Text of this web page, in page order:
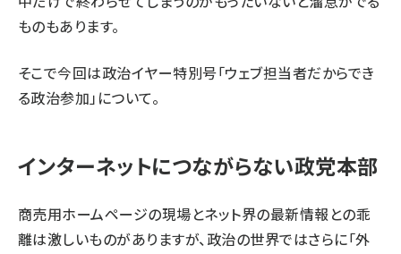
ものもあります。
そこで今回は政治イヤー特別号「ウェブ担当者だからでき
る政治参加」について。
インターネットにつながらない政党本部
商売用ホームページの現場とネット界の最新情報との乖
離は激しいものがありますが、政治の世界ではさらに「外